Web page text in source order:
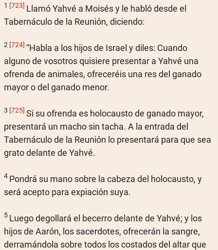
1 [723] Llamó Yahvé a Moisés y le habló desde el
Tabernáculo de la Reunión, diciendo:
2 [724] “Habla a los hijos de Israel y diles: Cuando
alguno de vosotros quisiere presentar a Yahvé una
ofrenda de animales, ofreceréis una res del ganado
mayor o del ganado menor.
3 [725] Si su ofrenda es holocausto de ganado mayor,
presentará un macho sin tacha. A la entrada del
Tabernáculo de la Reunión lo presentará para que sea
grato delante de Yahvé.
4 Pondrá su mano sobre la cabeza del holocausto, y
será acepto para expiación suya.
5 Luego degollará el becerro delante de Yahvé; y los
hijos de Aarón, los sacerdotes, ofrecerán la sangre,
derramándola sobre todos los costados del altar que